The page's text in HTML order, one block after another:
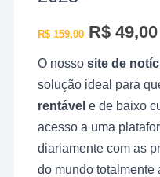
R$159,00 O
preço
era:
R$ 49,00O
O nossosite de
solução ideal para
rentável e de baixo
acesso a uma
diariamente com as
do mundo totalmente